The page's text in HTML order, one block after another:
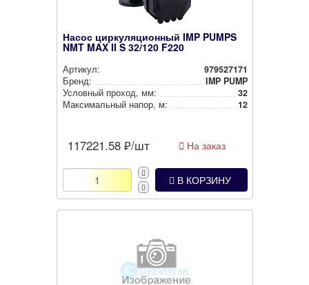
Насос циркуляционный IMP PUMPS
NMT MAX II S 32/120 F220
Артикул:
979527171
Бренд:
IMP PUMP
Условный проход, мм:
32
Мак­си­маль­ный напор, м:
12
117221.58 ₽/шт На заказ
В КОРЗИНУ